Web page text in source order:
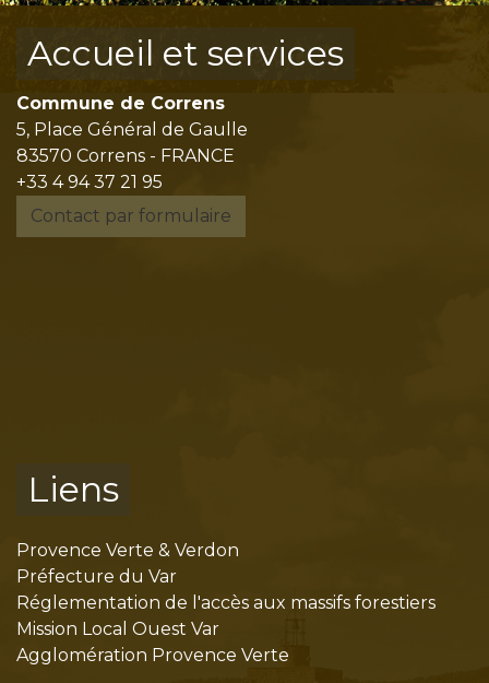
Accueil et services
Commune de Correns
5, Place Général de Gaulle
83570 Correns - FRANCE
+33 4 94 37 21 95
Contact par formulaire
Liens
Provence Verte & Verdon
Préfecture du Var
Réglementation de l'accès aux massifs forestiers
Mission Local Ouest Var
Agglomération Provence Verte